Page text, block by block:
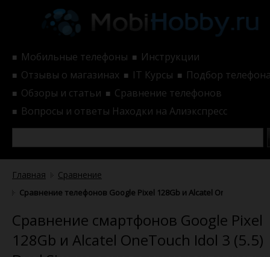
■ Мобильные телефоны ■ Инструкции
■ Отзывы о магазинах ■ IT Курсы ■ Подбор
■ Обзоры и статьи ■ Сравнение телефонов
■ Вопросы и ответы Находки на Алиэкспресс
Главная Сравнение
Сравнение телефонов Google Pixel 128Gb и Alcatel OneTouch
Сравнение смартфонов Google Pixel
128Gb и Alcatel OneTouch Idol 3 (5.5)